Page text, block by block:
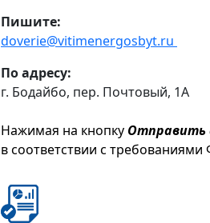
Пишите:
doverie@vitimenergosbyt.ru
По адресу:
г. Бодайбо, пер. Почтовый, 1А
Нажимая на кнопку Отправить
в соответствии с